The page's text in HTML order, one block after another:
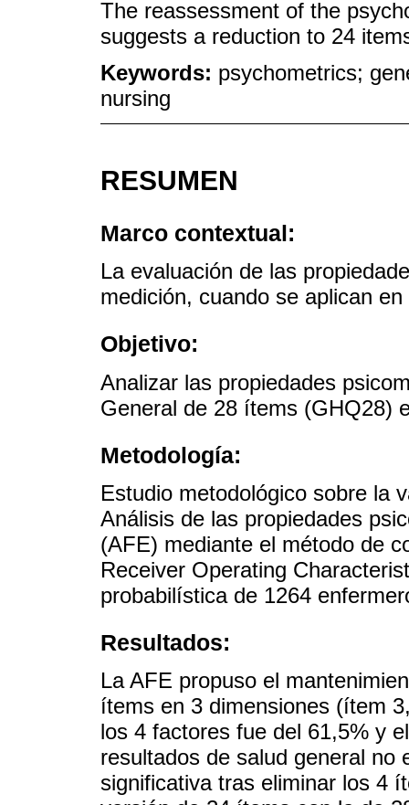
The reassessment of the
suggests a reduction to 24
Keywords: psychometrics;
nursing
RESUMEN
Marco contextual:
La evaluación de las
medición, cuando se aplican
Objetivo:
Analizar las propiedades
General de 28 ítems (GHQ28)
Metodología:
Estudio metodológico sobre la
Análisis de las propiedades
(AFE) mediante el método de
Receiver Operating
probabilística de 1264
Resultados:
La AFE propuso el
ítems en 3 dimensiones (ítem
los 4 factores fue del 61,5% y
resultados de salud general no
significativa tras eliminar los 4